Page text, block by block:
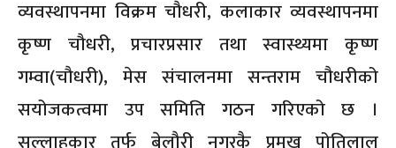
व्यवस्थापनमा विक्रम चौधरी, कलाकार व्यवस्थापनमा
कृष्ण चौधरी, प्रचारप्रसार तथा स्वास्थ्यमा कृष्ण
गम्वा(चौधरी), मेस संचालनमा सन्तराम चौधरीको
सयोजकत्वमा उप समिति गठन गरिएको छ ।